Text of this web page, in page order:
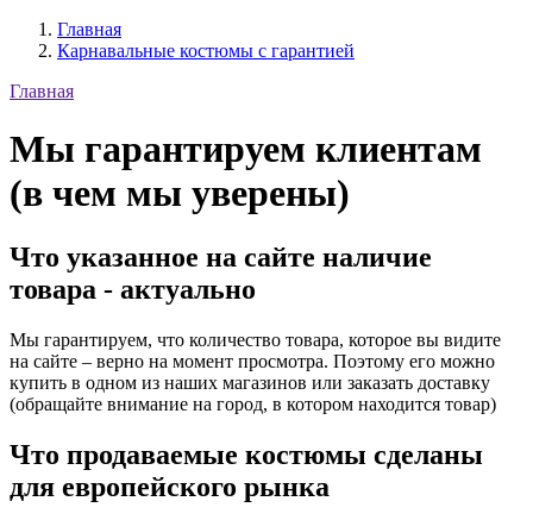
Главная
Карнавальные костюмы с гарантией
Главная
Мы гарантируем клиентам
(в чем мы уверены)
Что указанное на сайте наличие
товара - актуально
Мы гарантируем, что количество товара, которое вы видите
на сайте – верно на момент просмотра. Поэтому его можно
купить в одном из наших магазинов или заказать доставку
(обращайте внимание на город, в котором находится товар)
Что продаваемые костюмы сделаны
для европейского рынка